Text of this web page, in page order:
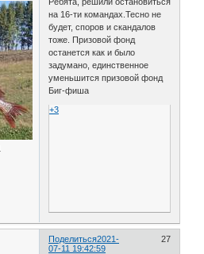
на 16-ти командах.Тесно не
будет, споров и скандалов
тоже. Призовой фонд
останется как и было
задумано, единственное
уменьшится призовой фонд
Биг-фиша
+3
Поделиться 27
2021-
07-11 19:42:59